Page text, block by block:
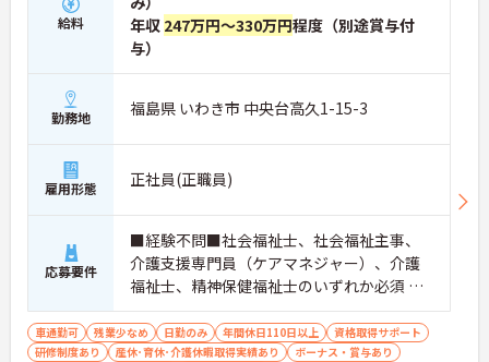
給料
年収 247万円～330万円程度（別途賞与付
与）
勤務地 福島県 いわき市 中央台高久1-15-3
雇用形態 正社員(正職員)
応募要件
■経験不問■社会福祉士、社会福祉主事、
介護支援専門員（ケアマネジャー）、介護
福祉士、精神保健福祉士のいずれか必須 ※
介護福祉士の場合実務経験5年以上 ■普通自
動車免許必須（AT限定可）
車通勤可 残業少なめ 日勤のみ 年間休日110日以上
資格取得サポート
研修制度あり
産休･育休･介護休暇取得実績あり
ボーナス・賞与あり